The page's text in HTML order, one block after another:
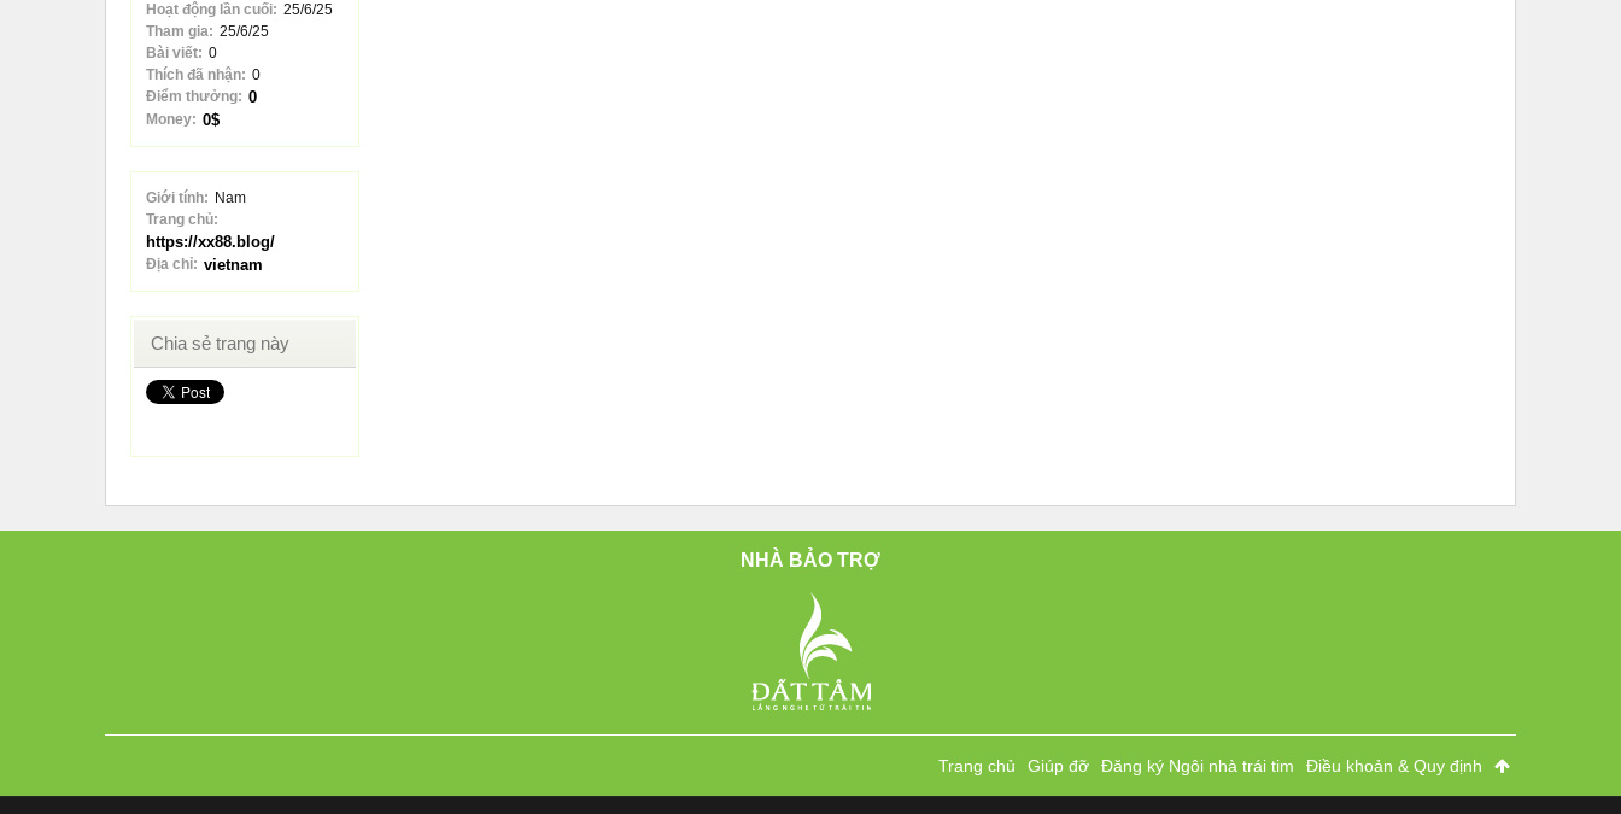
Hoạt động lần cuối: 25/6/25
Tham gia: 25/6/25
Bài viết: 0
Thích đã nhận: 0
Điểm thưởng: 0
Money: 0$
Giới tính: Nam
Trang chủ:
https://xx88.blog/
Địa chỉ: vietnam
Chia sẻ trang này
NHÀ BẢO TRỢ
Trang chủ Giúp đỡ Đăng ký Ngôi nhà trái tim Điều khoản & Quy định